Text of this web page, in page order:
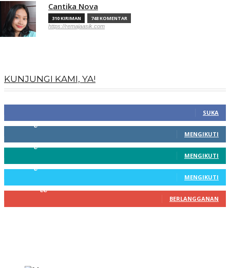
Cantika Nova
310 KIRIMAN 748 KOMENTAR
https://remajaasik.com
KUNJUNGI KAMI, YA!
SUKA
256 Pengikut
MENGIKUTI
369 Pengikut
MENGIKUTI
217 Pengikut
MENGIKUTI
200 Pelanggan
BERLANGGANAN